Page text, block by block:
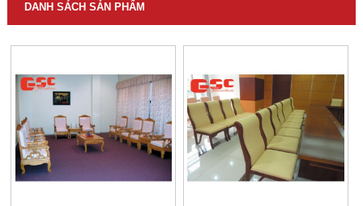
DANH SÁCH SẢN PHẨM